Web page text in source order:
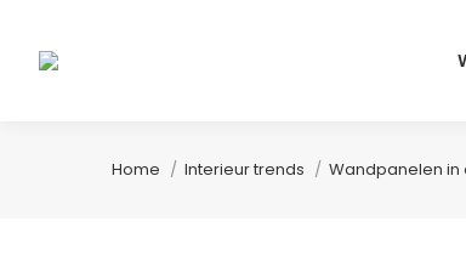
Je bent hier:
Home Interieur trends Wandpanelen